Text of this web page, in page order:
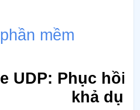
mềm
UDP: Phục hồi
khả